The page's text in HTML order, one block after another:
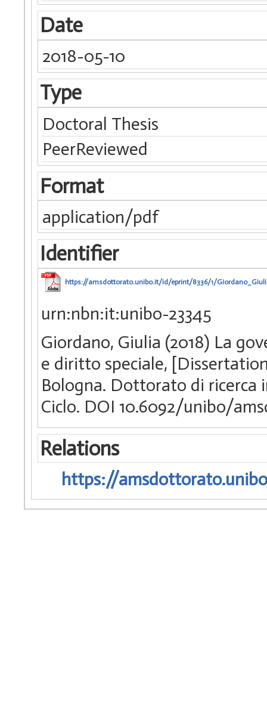
Date
2018-05-10
Type
Doctoral Thesis
PeerReviewed
Format
application/pdf
Identifier
https://amsdottorato.unibo.it/id/eprint/8336/1/
urn:nbn:it:unibo-23345
Giordano, Giulia (2018) La
e diritto speciale,
Bologna. Dottorato di ricerca
Ciclo. DOI 10.6092/unibo/
Relations
https://